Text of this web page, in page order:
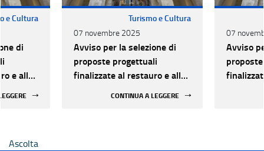
e Cultura
di
e alla
Turismo e Cultura
07 novembre 2025
Avviso per la selezione di
proposte progettuali
finalizzate al restauro e alla
CONTINUA A LEGGERE
07
Avviso
Ascolta